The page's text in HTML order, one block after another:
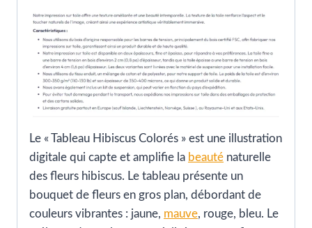
Le « Tableau Hibiscus Colorés » est une illustration
digitale qui capte et amplifie la beauté naturelle
des fleurs hibiscus. Le tableau présente un
bouquet de fleurs en gros plan, débordant de
couleurs vibrantes : jaune, mauve, rouge, bleu. Le